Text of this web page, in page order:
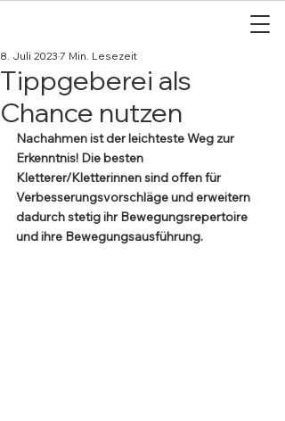
Tippgeberei als
Chance nutzen
8. Juli 2023 7 Min. Lesezeit
Nachahmen ist der leichteste Weg zur
Erkenntnis! Die besten
Kletterer/Kletterinnen sind offen für
Verbesserungsvorschläge und erweitern
dadurch stetig ihr Bewegungsrepertoire
und ihre Bewegungsausführung.